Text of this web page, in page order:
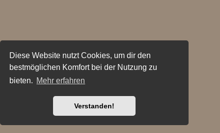
Diese Website nutzt Cookies, um dir den
bestmöglichen Komfort bei der Nutzung zu
bieten. Mehr erfahren
Verstanden!